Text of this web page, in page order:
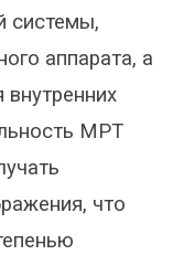
системы,
аппарата, а
МРТ
что